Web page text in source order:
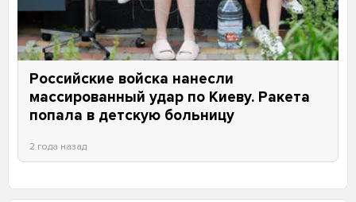
Российские войска нанесли
массированный удар по Киеву. Ракета
попала в детскую больницу
2 года назад